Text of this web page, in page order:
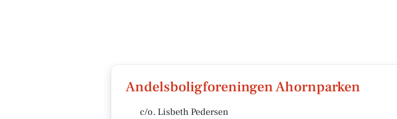
Andelsboligforeningen Ahornparken
c/o. Lisbeth Pedersen